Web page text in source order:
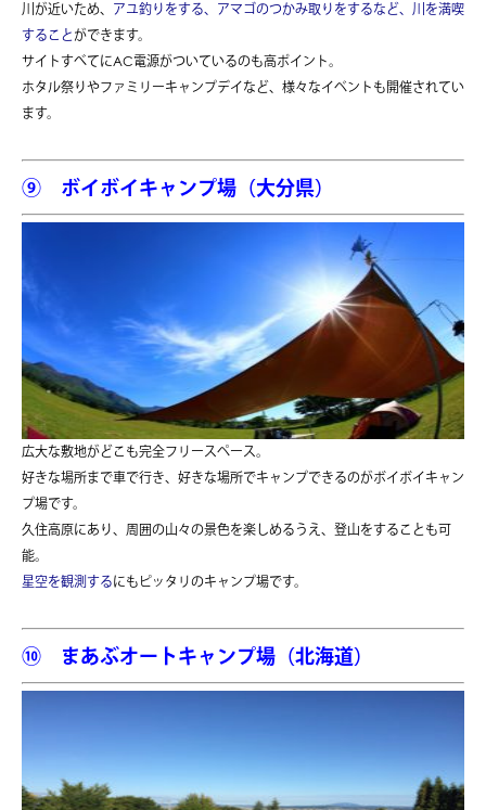
川が近いため、 アユ釣りをする、アマゴのつかみ取りをするなど、川を満喫
すること ができます。
サイトすべてにAC電源がついているのも高ポイント。
ホタル祭りやファミリーキャンプデイなど、様々なイベントも開催されてい
ます。
⑨ ボイボイキャンプ場（大分県）
広大な敷地がどこも完全フリースペース。
好きな場所まで車で行き、好きな場所でキャンプできるのがボイボイキャン
プ場です。
久住高原にあり、周囲の山々の景色を楽しめるうえ、登山をすることも可
能。
星空を観測するにもピッタリのキャンプ場です。
⑩ まあぶオートキャンプ場（北海道）